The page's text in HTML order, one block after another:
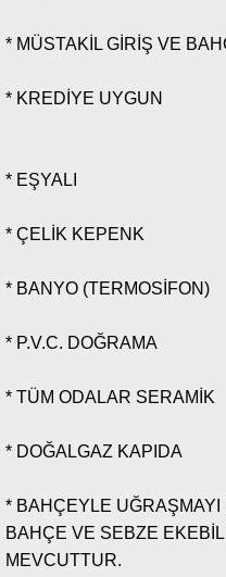
* MÜSTAKİL GİRİŞ VE
* KREDİYE UYGUN
* EŞYALI
* ÇELİK KEPENK
* BANYO (TERMOSİFON)
* P.V.C. DOĞRAMA
* TÜM ODALAR SERAMİK
* DOĞALGAZ KAPIDA
* BAHÇEYLE
BAHÇE VE SEBZE
MEVCUTTUR.